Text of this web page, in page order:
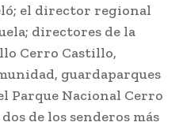
el director regional
directores de la
Cerro Castillo,
guardaparques
Parque Nacional Cerro
de los senderos más